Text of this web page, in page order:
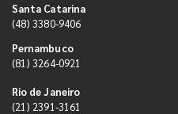
Santa Catarina
(48) 3380-9406
Pernambuco
(81) 3264-0921
Rio de Janeiro
(21) 2391-3161